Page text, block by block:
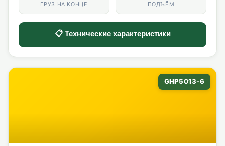
ГРУЗ НА КОНЦЕ ПОДЪЁМ
📋 Технические характеристики
GHP5013-6